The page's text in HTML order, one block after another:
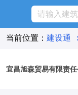
当前位置： 建设通
宜昌旭森贸易有限责任